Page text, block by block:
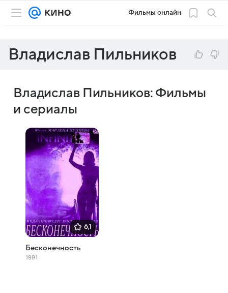
Фильмы онлайн
Владислав Пильников
Владислав Пильников: Фильмы
и сериалы
6,1
Бесконечность
1991